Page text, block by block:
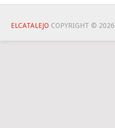
ELCATALEJO COPYRIGHT ©